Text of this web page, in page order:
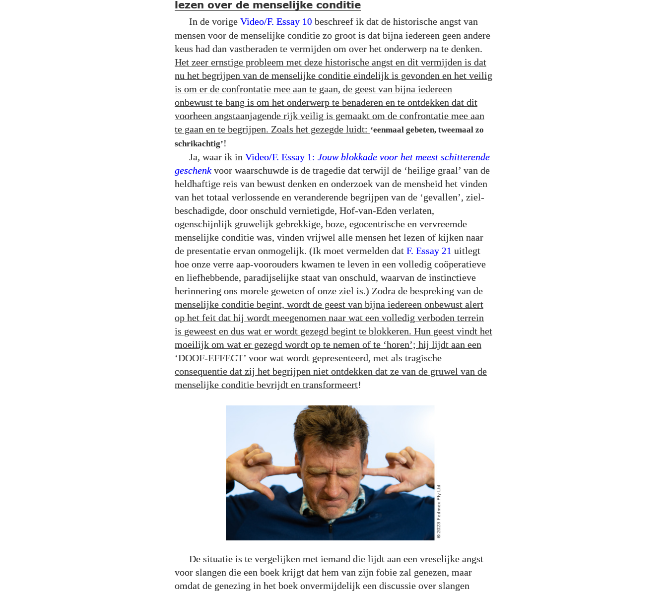
lezen over de menselijke conditie
In de vorige Video/F. Essay 10 beschreef ik dat de historische angst van
mensen voor de menselijke conditie zo groot is dat bijna iedereen geen andere
keus had dan vastberaden te vermijden om over het onderwerp na te denken.
Het zeer ernstige probleem met deze historische angst en dit vermijden is dat
nu het begrijpen van de menselijke conditie eindelijk is gevonden en het veilig
is om er de confrontatie mee aan te gaan, de geest van bijna iedereen
onbewust te bang is om het onderwerp te benaderen en te ontdekken dat dit
voorheen angstaanjagende rijk veilig is gemaakt om de confrontatie mee aan
te gaan en te begrijpen. Zoals het gezegde luidt: ‘eenmaal gebeten, tweemaal zo
schrikachtig’!
Ja, waar ik in Video/F. Essay 1 : Jouw blokkade voor het meest schitterende
geschenkvoor waarschuwde is de tragedie dat terwijl de ‘heilige graal’ van de
heldhaftige reis van bewust denken en onderzoek van de mensheid het vinden
van het totaal verlossende en veranderende begrijpen van de ‘gevallen’, ziel-
beschadigde, door onschuld vernietigde, Hof-van-Eden verlaten,
ogenschijnlijk gruwelijk gebrekkige, boze, egocentrische en vervreemde
menselijke conditie was, vinden vrijwel alle mensen het lezen of kijken naar
de presentatie ervan onmogelijk. (Ik moet vermelden dat F. Essay 21 uitlegt
hoe onze verre aap-voorouders kwamen te leven in een volledig coöperatieve
en liefhebbende, paradijselijke staat van onschuld, waarvan de instinctieve
herinnering ons morele geweten of onze ziel is.) Zodra de bespreking van de
menselijke conditie begint, wordt de geest van bijna iedereen onbewust alert
op het feit dat hij wordt meegenomen naar wat een volledig verboden terrein
is geweest en dus wat er wordt gezegd begint te blokkeren. Hun geest vindt het
moeilijk om wat er gezegd wordt op te nemen of te ‘horen’; hij lijdt aan een
‘DOOF-EFFECT’ voor wat wordt gepresenteerd, met als tragische
consequentie dat zij het begrijpen niet ontdekken dat ze van de gruwel van de
menselijke conditie bevrijdt en transformeert!
De situatie is te vergelijken met iemand die lijdt aan een vreselijke angst
voor slangen die een boek krijgt dat hem van zijn fobie zal genezen, maar
omdat de genezing in het boek onvermijdelijk een discussie over slangen